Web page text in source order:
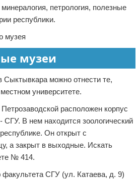
петрология, полезные
республики.
музеи
Сыктывкара можно отнести те,
университете.
расположен корпус
СГУ. В нем находится зоологический
Он открыт с
а закрыт в выходные. Искать
№ 414.
факультета СГУ (ул. Катаева, д. 9)